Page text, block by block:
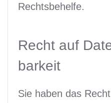
Rechtsbehelfe.
Recht auf
barkeit
Sie haben das